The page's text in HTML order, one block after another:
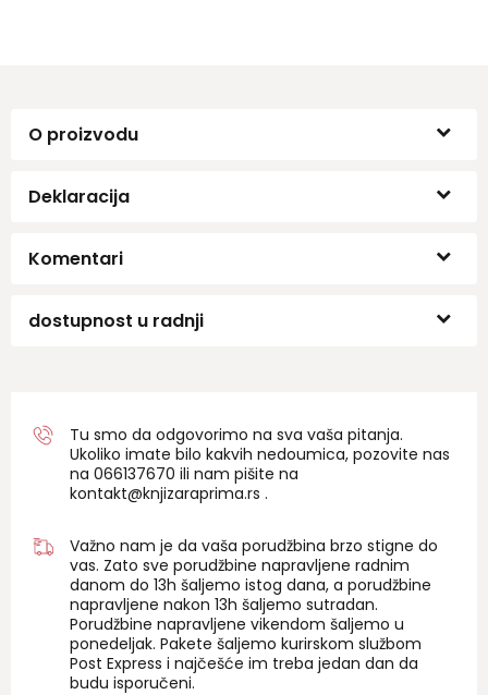
O proizvodu
Deklaracija
Komentari
dostupnost u radnji
Tu smo da odgovorimo na sva vaša pitanja.
Ukoliko imate bilo kakvih nedoumica, pozovite nas
na 066137670 ili nam pišite na
kontakt@knjizaraprima.rs .
Važno nam je da vaša porudžbina brzo stigne do
vas. Zato sve porudžbine napravljene radnim
danom do 13h šaljemo istog dana, a porudžbine
napravljene nakon 13h šaljemo sutradan.
Porudžbine napravljene vikendom šaljemo u
ponedeljak. Pakete šaljemo kurirskom službom
Post Express i najčešće im treba jedan dan da
budu isporučeni.